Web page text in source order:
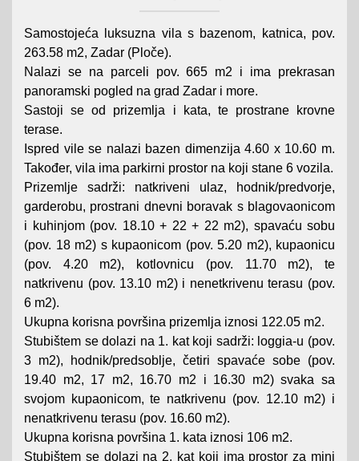
Samostojeća luksuzna vila s bazenom, katnica, pov.
263.58 m2, Zadar (Ploče).
Nalazi se na parceli pov. 665 m2 i ima prekrasan
panoramski pogled na grad Zadar i more.
Sastoji se od prizemlja i kata, te prostrane krovne
terase.
Ispred vile se nalazi bazen dimenzija 4.60 x 10.60 m.
Također, vila ima parkirni prostor na koji stane 6 vozila.
Prizemlje sadrži: natkriveni ulaz, hodnik/predvorje,
garderobu, prostrani dnevni boravak s blagovaonicom
i kuhinjom (pov. 18.10 + 22 + 22 m2), spavaću sobu
(pov. 18 m2) s kupaonicom (pov. 5.20 m2), kupaonicu
(pov. 4.20 m2), kotlovnicu (pov. 11.70 m2), te
natkrivenu (pov. 13.10 m2) i nenetkrivenu terasu (pov.
6 m2).
Ukupna korisna površina prizemlja iznosi 122.05 m2.
Stubištem se dolazi na 1. kat koji sadrži: loggia-u (pov.
3 m2), hodnik/predsoblje, četiri spavaće sobe (pov.
19.40 m2, 17 m2, 16.70 m2 i 16.30 m2) svaka sa
svojom kupaonicom, te natkrivenu (pov. 12.10 m2) i
nenatkrivenu terasu (pov. 16.60 m2).
Ukupna korisna površina 1. kata iznosi 106 m2.
Stubištem se dolazi na 2. kat koji ima prostor za mini